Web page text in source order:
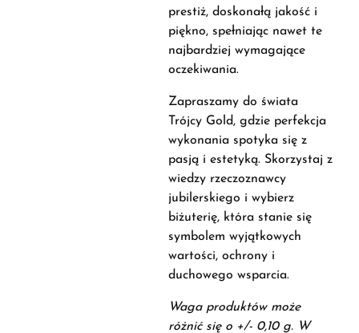
prestiż, doskonałą jakość i
piękno, spełniając nawet te
najbardziej wymagające
oczekiwania.
Zapraszamy do świata
Trójcy Gold, gdzie perfekcja
wykonania spotyka się z
pasją i estetyką. Skorzystaj z
wiedzy rzeczoznawcy
jubilerskiego i wybierz
biżuterię, która stanie się
symbolem wyjątkowych
wartości, ochrony i
duchowego wsparcia.
Waga produktów może
różnić się o +/- 0,10 g. W